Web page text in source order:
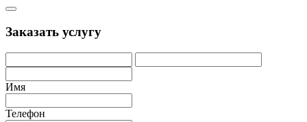
Заказать услугу
Имя
Телефон